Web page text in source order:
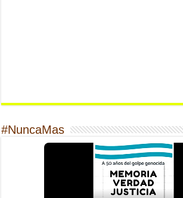
#NuncaMas